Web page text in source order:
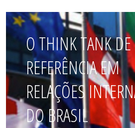
O THINK TANK DE
REFERÊNCIA EM
RELAÇÕES
DO BRASIL